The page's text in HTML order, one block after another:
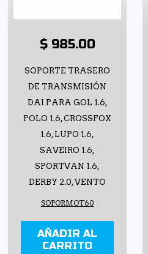
$ 985.00
SOPORTE TRASERO
DE TRANSMISIÓN
DAI PARA GOL 1.6,
POLO 1.6, CROSSFOX
1.6, LUPO 1.6,
SAVEIRO 1.6,
SPORTVAN 1.6,
DERBY 2.0, VENTO
SOPORMOT60
AÑADIR AL
CARRITO